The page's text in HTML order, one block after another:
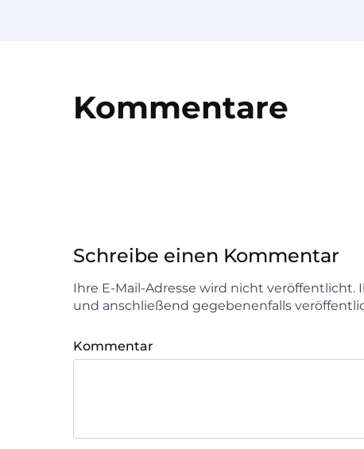
Kommentare
Schreibe einen Kommentar
Ihre E-Mail-Adresse wird nicht
und anschließend gegebenenfalls
Kommentar